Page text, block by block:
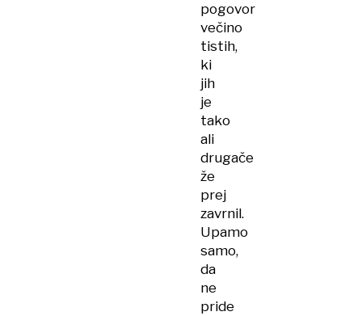
pogovor
večino
tistih,
ki
jih
je
tako
ali
drugače
že
prej
zavrnil.
Upamo
samo,
da
ne
pride